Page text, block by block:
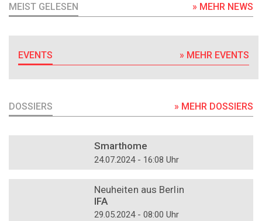
MEIST GELESEN » MEHR NEWS
EVENTS » MEHR EVENTS
DOSSIERS » MEHR DOSSIERS
Smarthome
24.07.2024 - 16:08 Uhr
Neuheiten aus Berlin
IFA
29.05.2024 - 08:00 Uhr